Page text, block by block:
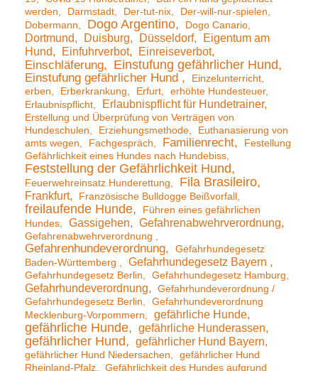
werden
Darmstadt Der-tut-nix
Der-will-nur-spielen
Dobermann
Dogo Argentino Dogo Canario
Dortmund Duisburg Düsseldorf
Eigentum am
Hund
Einfuhrverbot Einreiseverbot
Einschläferung Einstufung gefährlicher Hund
Einstufung gefährlicher Hund
Einzelunterricht
erben
Erberkrankung Erfurt
erhöhte Hundesteuer
Erlaubnispflicht
Erlaubnispflicht für Hundetrainer
Erstellung und Überprüfung von Verträgen von
Hundeschulen
Erziehungsmethode
Euthanasierung von
amts wegen
Fachgespräch Familienrecht
Festellung
Gefährlichkeit eines Hundes nach Hundebiss
Feststellung der Gefährlichkeit Hund
Feuerwehreinsatz Hunderettung Fila Brasileiro
Frankfurt Französische Bulldogge Beißvorfall
freilaufende Hunde
Führen eines gefährlichen
Hundes
Gassigehen Gefahrenabwehrverordnung
Gefahrenabwehrverordnung
Gefahrenhundeverordnung
Gefahrhundegesetz
Baden-Württemberg
Gefahrhundegesetz Bayern
Gefahrhundegesetz Berlin Gefahrhundegesetz Hamburg
Gefahrhundeverordnung
Gefahrhundeverordnung /
Gefahrhundegesetz Berlin
Gefahrhundeverordnung
Mecklenburg-Vorpommern
gefährliche Hunde
gefährliche Hunde gefährliche Hunderassen
gefährlicher Hund gefährlicher Hund Bayern
gefährlicher Hund Niedersachen
gefährlicher Hund
Rheinland-Pfalz
Gefährlichkeit des Hundes aufgrund